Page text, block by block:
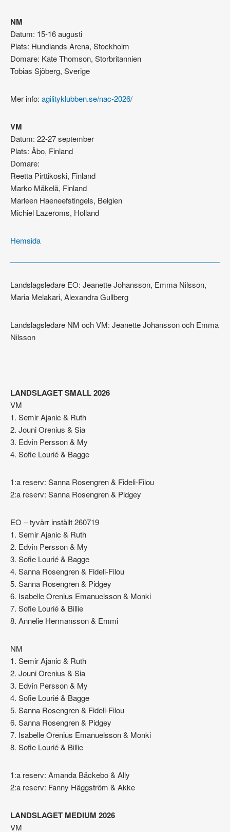
NM
Datum: 15-16 augusti
Plats: Hundlands Arena, Stockholm
Domare: Kate Thomson, Storbritannien
Tobias Sjöberg, Sverige
Mer info: agilityklubben.se/nac-2026/
VM
Datum: 22-27 september
Plats: Åbo, Finland
Domare:
Reetta Pirttikoski, Finland
Marko Mäkelä, Finland
Marleen Haeneefstingels, Belgien
Michiel Lazeroms, Holland
Hemsida
Landslagsledare EO: Jeanette Johansson, Emma Nilsson,
Maria Melakari, Alexandra Gullberg
Landslagsledare NM och VM: Jeanette Johansson och Emma
Nilsson
LANDSLAGET SMALL 2026
VM
1. Semir Ajanic & Ruth
2. Jouni Orenius & Sia
3. Edvin Persson & My
4. Sofie Lourié & Bagge
1:a reserv: Sanna Rosengren & Fideli-Filou
2:a reserv: Sanna Rosengren & Pidgey
EO – tyvärr inställt 260719
1. Semir Ajanic & Ruth
2. Edvin Persson & My
3. Sofie Lourié & Bagge
4. Sanna Rosengren & Fideli-Filou
5. Sanna Rosengren & Pidgey
6. Isabelle Orenius Emanuelsson & Monki
7. Sofie Lourié & Billie
8. Annelie Hermansson & Emmi
NM
1. Semir Ajanic & Ruth
2. Jouni Orenius & Sia
3. Edvin Persson & My
4. Sofie Lourié & Bagge
5. Sanna Rosengren & Fideli-Filou
6. Sanna Rosengren & Pidgey
7. Isabelle Orenius Emanuelsson & Monki
8. Sofie Lourié & Billie
1:a reserv: Amanda Bäckebo & Ally
2:a reserv: Fanny Häggström & Akke
LANDSLAGET MEDIUM 2026
VM